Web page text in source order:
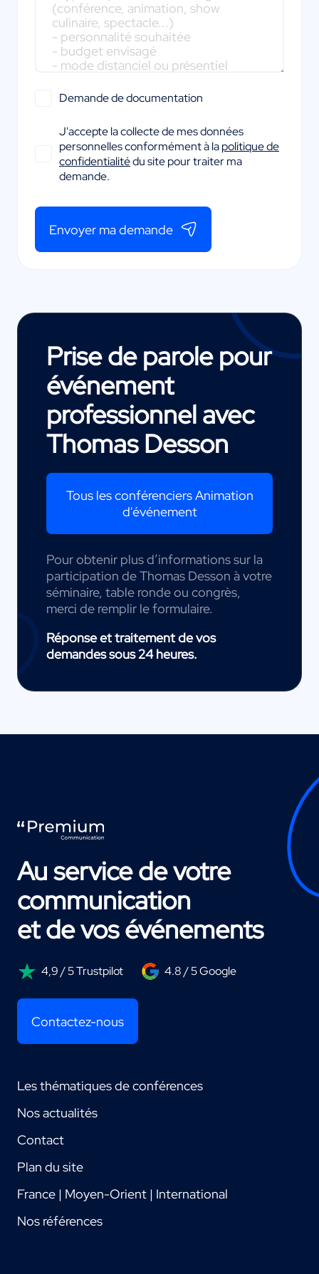
Demande de documentation
J'accepte la collecte de mes données
personnelles conformément à lapolitique de
confidentialitédu site pour traiter ma
demande.
Envoyer ma demande
Prise de parole pour
événement
professionnel avec
Thomas Desson
Tous les conférenciers Animation
d'événement
Pour obtenir plus d’informations sur la
participation de Thomas Desson à votre
séminaire, table ronde ou congrès,
merci de remplir le formulaire.
Réponse et traitement de vos
demandes sous 24 heures.
Au service de votre
communication
et de vos événements
4,9 / 5 Trustpilot 4.8 / 5 Google
Contactez-nous
Les thématiques de conférences
Nos actualités
Contact
Plan du site
France | Moyen-Orient | International
Nos références